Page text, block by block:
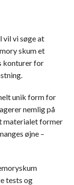
vil vi søge at
skum et
konturer for
unik form for
nemlig på
materialet former
øjne –
tests og